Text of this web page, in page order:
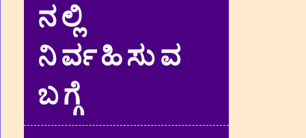
ನಲ್ಲಿ
ನಿರ್ವಹಿಸುವ
ಬಗ್ಗೆ